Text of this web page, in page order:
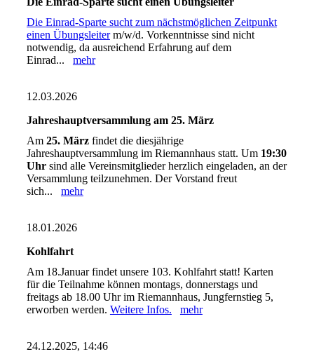
Die Einrad-Sparte sucht zum nächstmöglichen Zeitpunkt
einen Übungsleiterm/w/d. Vorkenntnisse sind nicht
notwendig, da ausreichend Erfahrung auf dem
Einrad... mehr
12.03.2026
Jahreshauptversammlung am 25. März
Am 25. Märzfindet die diesjährige
Jahreshauptversammlung im Riemannhaus statt. Um 19:30
Uhrsind alle Vereinsmitglieder herzlich eingeladen, an der
Versammlung teilzunehmen. Der Vorstand freut
sich... mehr
18.01.2026
Kohlfahrt
Am 18.Januar findet unsere 103. Kohlfahrt statt! Karten
für die Teilnahme können montags, donnerstags und
freitags ab 18.00 Uhr im Riemannhaus, Jungfernstieg 5,
erworben werden. Weitere Infos. mehr
24.12.2025, 14:46